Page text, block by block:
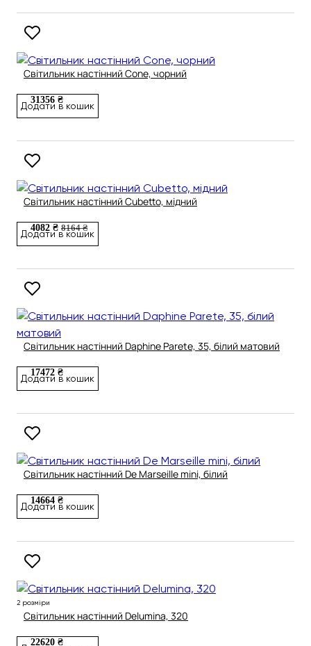
Світильник настінний Cone, чорний
31356 ₴
Додати в кошик
Світильник настінний Cubetto, мідний
4082 ₴ 8164 ₴
Додати в кошик
Світильник настінний Daphine Parete, 35, білий матовий
17472 ₴
Додати в кошик
Світильник настінний De Marseille mini, білий
14664 ₴
Додати в кошик
2 розміри
Світильник настінний Delumina, 320
22620 ₴